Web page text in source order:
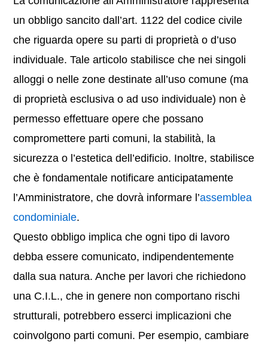
un obbligo sancito dall’art. 1122 del codice civile
che riguarda opere su parti di proprietà o d’uso
individuale. Tale articolo stabilisce che nei singoli
alloggi o nelle zone destinate all’uso comune (ma
di proprietà esclusiva o ad uso individuale) non è
permesso effettuare opere che possano
compromettere parti comuni, la stabilità, la
sicurezza o l’estetica dell’edificio. Inoltre, stabilisce
che è fondamentale notificare anticipatamente
l’Amministratore, che dovrà informare l’assemblea
condominiale.
Questo obbligo implica che ogni tipo di lavoro
debba essere comunicato, indipendentemente
dalla sua natura. Anche per lavori che richiedono
una C.I.L., che in genere non comportano rischi
strutturali, potrebbero esserci implicazioni che
coinvolgono parti comuni. Per esempio, cambiare